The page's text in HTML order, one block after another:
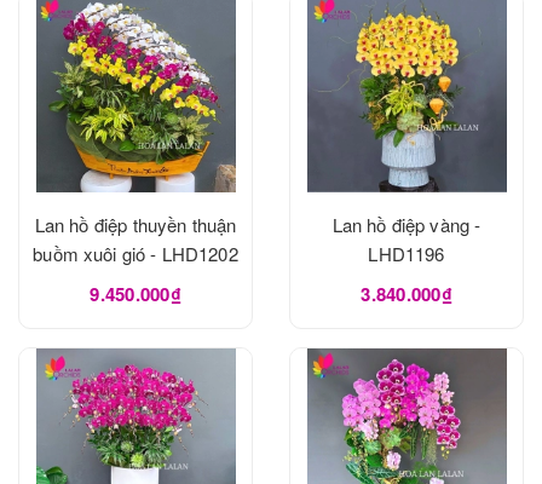
Lan hồ điệp thuyền thuận
buồm xuôi gió - LHD1202
9.450.000₫
Lan hồ điệp vàng -
LHD1196
3.840.000₫